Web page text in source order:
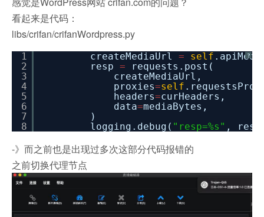
看起来是代码：
libs/crifan/crifanWordpress.py
?
1
2
3
4
5
6
7
8
createMediaUrl = self
resp =
requests.post(
createMediaUrl,
proxies=self
headers=curHeaders,
data=mediaBytes,
)
logging.debug( "resp=%s" ,
-》而之前也是出现过多次这部分代码报错的
之前切换代理节点